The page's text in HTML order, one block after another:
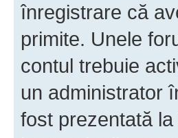
înregistrare că
primite. Unele
contul trebuie
un administrator
fost prezentată